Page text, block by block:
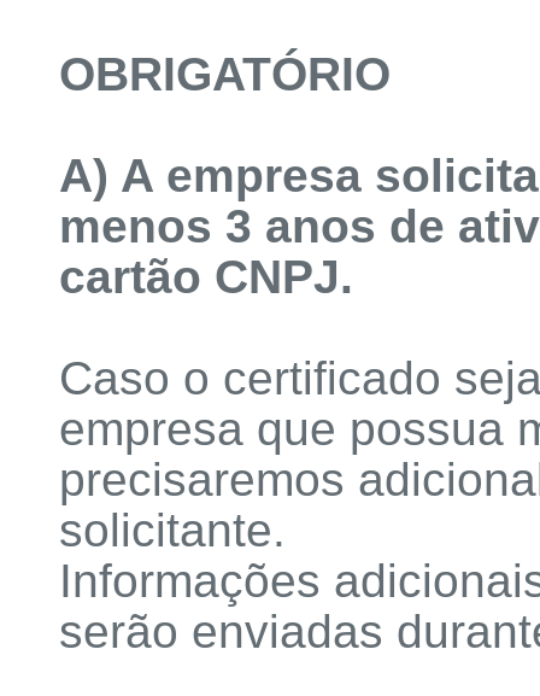
OBRIGATÓRIO
A) A empresa
menos 3 anos de
cartão CNPJ.
Caso o certificado
empresa que possua
precisaremos
solicitante.
Informações
serão enviadas